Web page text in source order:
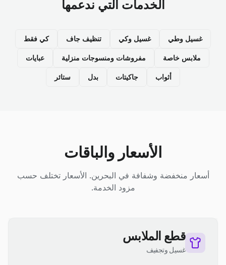
الخدمات التي ندعمها
غسيل وطي غسيل وكي تنظيف جاف كي فقط
ملابس خاصة مفروشات ومنسوجات منزلية عبايات
أثواب جاكيتات بدل ستائر
الأسعار والباقات
أسعار منخفضة وشفافة في البحرين. الأسعار تختلف حسب
مزود الخدمة.
قطع الملابس
غسيل وتجفيف